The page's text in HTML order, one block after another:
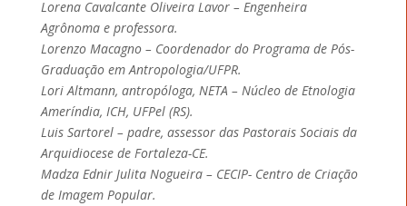
Lorena Cavalcante Oliveira Lavor – Engenheira
Agrônoma e professora.
Lorenzo Macagno – Coordenador do Programa de Pós-
Graduação em Antropologia/UFPR.
Lori Altmann, antropóloga, NETA – Núcleo de Etnologia
Ameríndia, ICH, UFPel (RS).
Luis Sartorel – padre, assessor das Pastorais Sociais da
Arquidiocese de Fortaleza-CE.
Madza Ednir Julita Nogueira – CECIP- Centro de Criação
de Imagem Popular.